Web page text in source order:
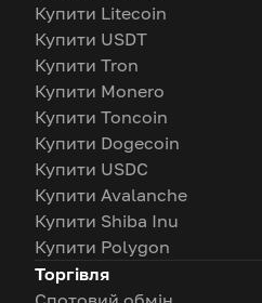
Купити Litecoin
Купити USDT
Купити Tron
Купити Monero
Купити Toncoin
Купити Dogecoin
Купити USDC
Купити Avalanche
Купити Shiba Inu
Купити Polygon
Торгівля